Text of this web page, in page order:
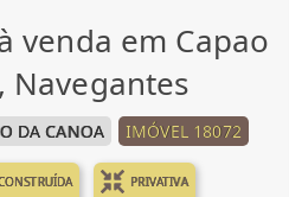
venda em Capao
Navegantes
DA CANOA IMÓVEL 18072
PRIVATIVA